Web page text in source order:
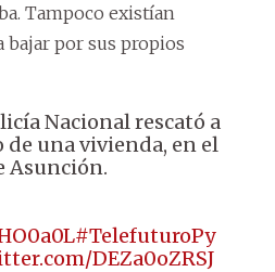
Tampoco existían
bajar por sus propios
Nacional rescató a
una vivienda, en el
Asunción.
#TelefuturoPy
DEZa0oZRSJ